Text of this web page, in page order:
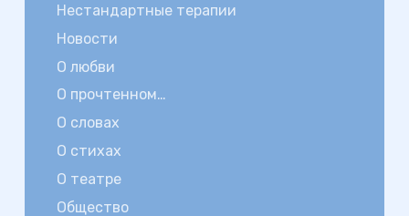
Нестандартные терапии
Новости
О любви
О прочтенном…
О словах
О стихах
О театре
Общество